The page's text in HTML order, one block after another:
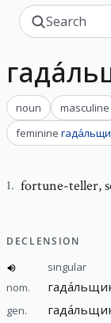
noun masculine
feminine
1. fortune-teller,
DECLENSION
singular
nom.
gen.